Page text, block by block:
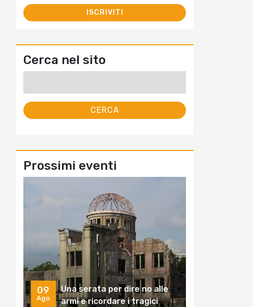
Cerca nel sito
Prossimi eventi
09
Ago
Una serata per dire no alle
armi e ricordare i tragici